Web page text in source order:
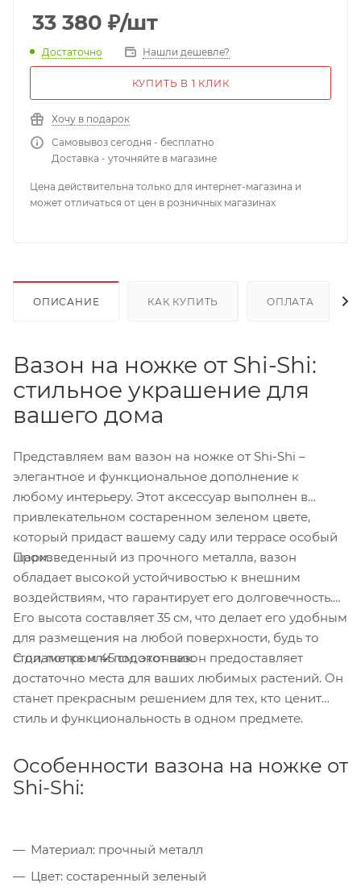
33 380 ₽/шт
Достаточно Нашли дешевле?
КУПИТЬ В 1 КЛИК
Хочу в подарок
Самовывоз сегодня - бесплатно
Доставка - уточняйте в магазине
Цена действительна только для интернет-магазина и
может отличаться от цен в розничных магазинах
ОПИСАНИЕ КАК КУПИТЬ ОПЛАТА
Вазон на ножке от Shi-Shi:
стильное украшение для
вашего дома
Представляем вам вазон на ножке от Shi-Shi –
элегантное и функциональное дополнение к
любому интерьеру. Этот аксессуар выполнен в
привлекательном состаренном зеленом цвете,
который придаст вашему саду или террасе особый
шарм.
Произведенный из прочного металла, вазон
обладает высокой устойчивостью к внешним
воздействиям, что гарантирует его долговечность.
Его высота составляет 35 см, что делает его удобным
для размещения на любой поверхности, будь то
стол, полка или подоконник.
С диаметром 45 см, этот вазон предоставляет
достаточно места для ваших любимых растений. Он
станет прекрасным решением для тех, кто ценит
стиль и функциональность в одном предмете.
Особенности вазона на ножке от
Shi-Shi:
Материал: прочный металл
Цвет: состаренный зеленый